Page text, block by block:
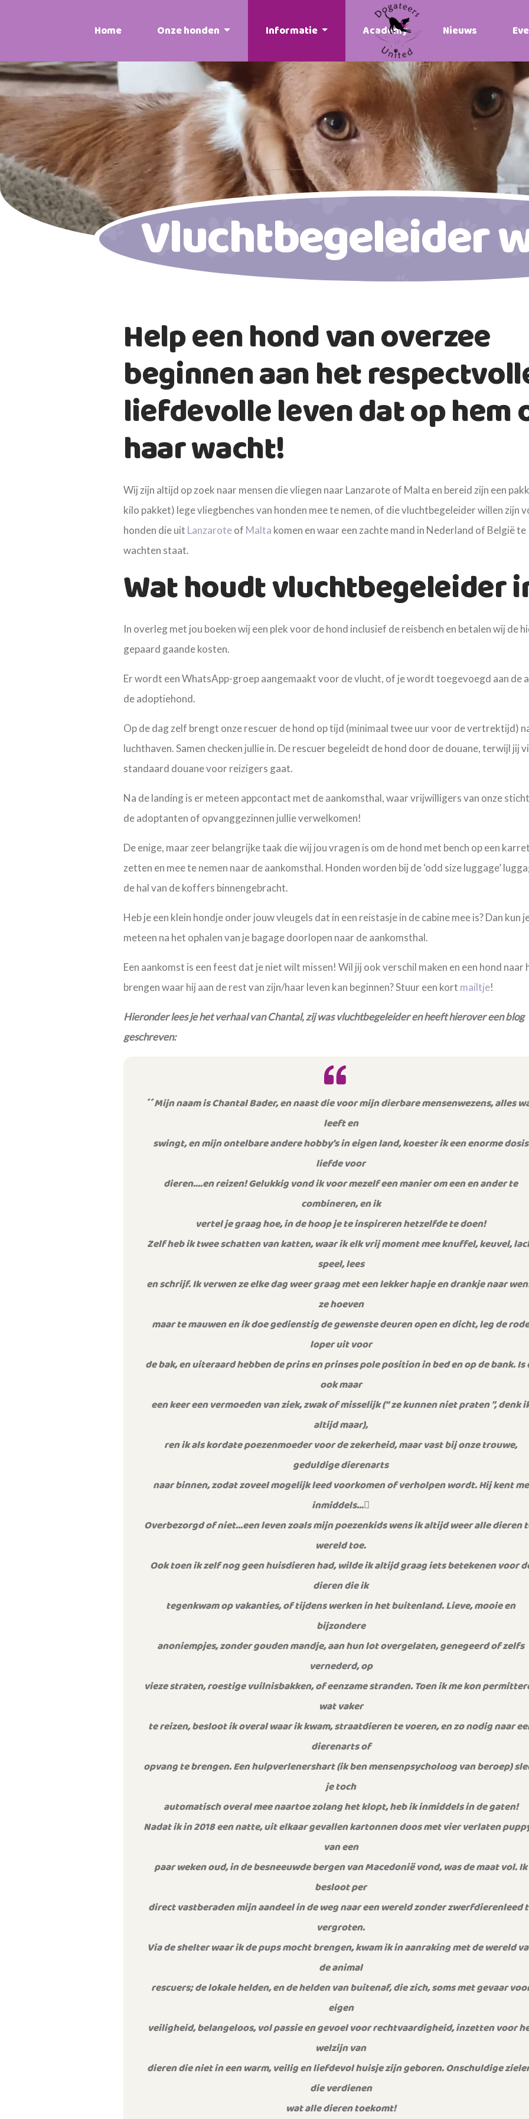
Home Onze honden Informatie Academy Nieuws
Vluchtbegeleider
Help een hond van overzee
beginnen aan het
liefdevolle leven dat op hem
haar wacht!
Wij zijn altijd op zoek naar mensen die vliegen naar Lanzarote of Malta en bereid zijn een
kilo pakket) lege vliegbenches van honden mee te nemen, of die vluchtbegeleider willen zijn
honden die uit Lanzaroteof Malta komen en waar een zachte mand in Nederland of België te
wachten staat.
Wat houdt vluchtbegeleider
In overleg met jou boeken wij een plek voor de hond inclusief de reisbench en betalen wij de
gepaard gaande kosten.
Er wordt een WhatsApp-groep aangemaakt voor de vlucht, of je wordt toegevoegd aan de
de adoptiehond.
Op de dag zelf brengt onze rescuer de hond op tijd (minimaal twee uur voor de vertrektijd)
luchthaven. Samen checken jullie in. De rescuer begeleidt de hond door de douane, terwijl jij
standaard douane voor reizigers gaat.
Na de landing is er meteen appcontact met de aankomsthal, waar vrijwilligers van onze
de adoptanten of opvanggezinnen jullie verwelkomen!
De enige, maar zeer belangrijke taak die wij jou vragen is om de hond met bench op een
zetten en mee te nemen naar de aankomsthal. Honden worden bij de ‘odd size luggage’
de hal van de koffers binnengebracht.
Heb je een klein hondje onder jouw vleugels dat in een reistasje in de cabine mee is? Dan kun
meteen na het ophalen van je bagage doorlopen naar de aankomsthal.
Een aankomst is een feest dat je niet wilt missen! Wil jij ook verschil maken en een hond naar
brengen waar hij aan de rest van zijn/haar leven kan beginnen? Stuur een kort mailtje!
Hieronder lees je het verhaal van Chantal, zij was vluchtbegeleider en heeft hierover een blog
geschreven:
´´Mijn naam is Chantal Bader, en naast die voor mijn dierbare mensenwezens, alles
leeft en
swingt, en mijn ontelbare andere hobby’s in eigen land, koester ik een enorme dosis
liefde voor
dieren….en reizen! Gelukkig vond ik voor mezelf een manier om een en ander te
combineren, en ik
vertel je graag hoe, in de hoop je te inspireren hetzelfde te doen!
Zelf heb ik twee schatten van katten, waar ik elk vrij moment mee knuffel, keuvel,
speel, lees
en schrijf. Ik verwen ze elke dag weer graag met een lekker hapje en drankje naar
ze hoeven
maar te mauwen en ik doe gedienstig de gewenste deuren open en dicht, leg de rode
loper uit voor
de bak, en uiteraard hebben de prins en prinses pole position in bed en op de bank. Is
ook maar
een keer een vermoeden van ziek, zwak of misselijk (“ ze kunnen niet praten ”, denk
altijd maar),
ren ik als kordate poezenmoeder voor de zekerheid, maar vast bij onze trouwe,
geduldige dierenarts
naar binnen, zodat zoveel mogelijk leed voorkomen of verholpen wordt. Hij kent me
inmiddels…
Overbezorgd of niet…een leven zoals mijn poezenkids wens ik altijd weer alle dieren
wereld toe.
Ook toen ik zelf nog geen huisdieren had, wilde ik altijd graag iets betekenen voor
dieren die ik
tegenkwam op vakanties, of tijdens werken in het buitenland. Lieve, mooie en
bijzondere
anoniempjes, zonder gouden mandje, aan hun lot overgelaten, genegeerd of zelfs
vernederd, op
vieze straten, roestige vuilnisbakken, of eenzame stranden. Toen ik me kon
wat vaker
te reizen, besloot ik overal waar ik kwam, straatdieren te voeren, en zo nodig naar
dierenarts of
opvang te brengen. Een hulpverlenershart (ik ben mensenpsycholoog van beroep)
je toch
automatisch overal mee naartoe zolang het klopt, heb ik inmiddels in de gaten!
Nadat ik in 2018 een natte, uit elkaar gevallen kartonnen doos met vier verlaten
van een
paar weken oud, in de besneeuwde bergen van Macedonië vond, was de maat vol. Ik
besloot per
direct vastberaden mijn aandeel in de weg naar een wereld zonder zwerfdierenleed
vergroten.
Via de shelter waar ik de pups mocht brengen, kwam ik in aanraking met de wereld
de animal
rescuers; de lokale helden, en de helden van buitenaf, die zich, soms met gevaar
eigen
veiligheid, belangeloos, vol passie en gevoel voor rechtvaardigheid, inzetten voor
welzijn van
dieren die niet in een warm, veilig en liefdevol huisje zijn geboren. Onschuldige
die verdienen
wat alle dieren toekomt!